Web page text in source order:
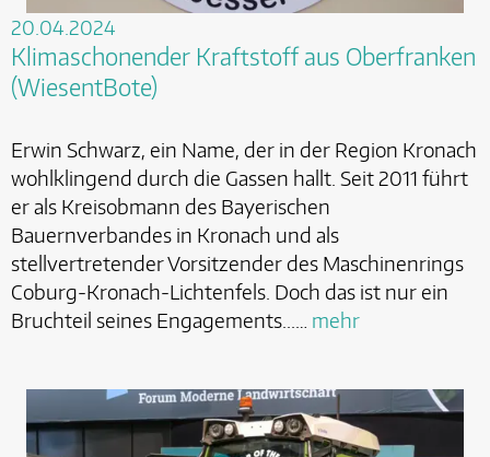
20.04.2024
Klimaschonender Kraftstoff aus Oberfranken
(WiesentBote)
Erwin Schwarz, ein Name, der in der Region Kronach
wohlklingend durch die Gassen hallt. Seit 2011 führt
er als Kreisobmann des Bayerischen
Bauernverbandes in Kronach und als
stellvertretender Vorsitzender des Maschinenrings
Coburg-Kronach-Lichtenfels. Doch das ist nur ein
Bruchteil seines Engagements...… mehr